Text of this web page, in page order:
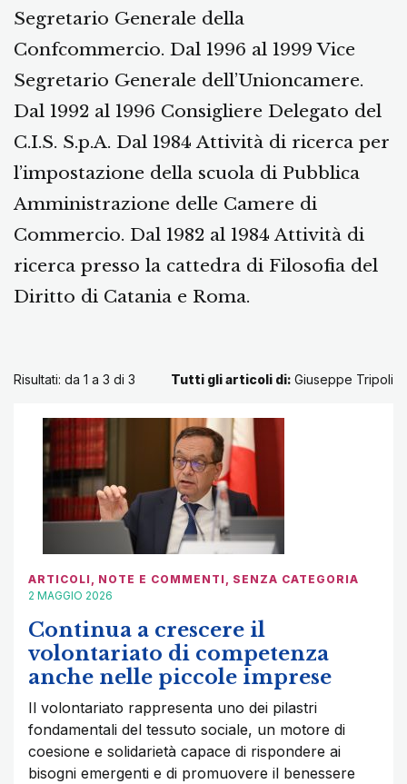
Segretario Generale della
Confcommercio. Dal 1996 al 1999 Vice
Segretario Generale dell’Unioncamere.
Dal 1992 al 1996 Consigliere Delegato del
C.I.S. S.p.A. Dal 1984 Attività di ricerca per
l’impostazione della scuola di Pubblica
Amministrazione delle Camere di
Commercio. Dal 1982 al 1984 Attività di
ricerca presso la cattedra di Filosofia del
Diritto di Catania e Roma.
Risultati: da 1 a 3 di 3 Tutti gli articoli di: Giuseppe Tripoli
ARTICOLI , NOTE E COMMENTI , SENZA CATEGORIA
2 MAGGIO 2026
Continua a crescere il
volontariato di competenza
anche nelle piccole imprese
Il volontariato rappresenta uno dei pilastri
fondamentali del tessuto sociale, un motore di
coesione e solidarietà capace di rispondere ai
bisogni emergenti e di promuovere il benessere